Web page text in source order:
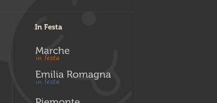
In Festa